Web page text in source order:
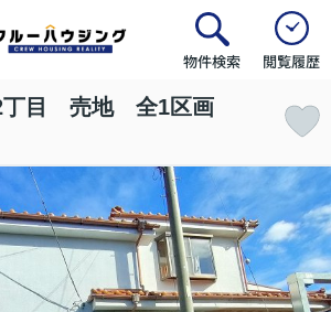
物件検索 閲覧履歴
目 売地 全1区画